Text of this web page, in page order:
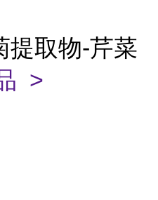
提取物-芹菜
>